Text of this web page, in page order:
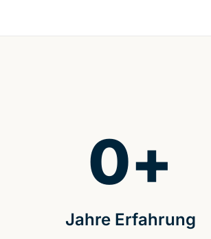
Jahre Erfahrung
0+